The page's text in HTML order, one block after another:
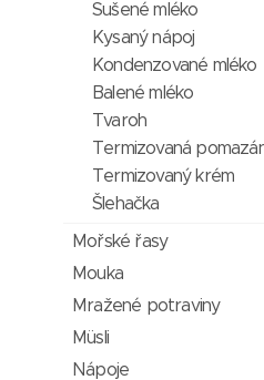
Sušené mléko
Kysaný nápoj
Kondenzované mléko
Balené mléko
Tvaroh
Termizovaná
Termizovaný krém
Šlehačka
Mořské řasy
Mouka
Mražené potraviny
Müsli
Nápoje